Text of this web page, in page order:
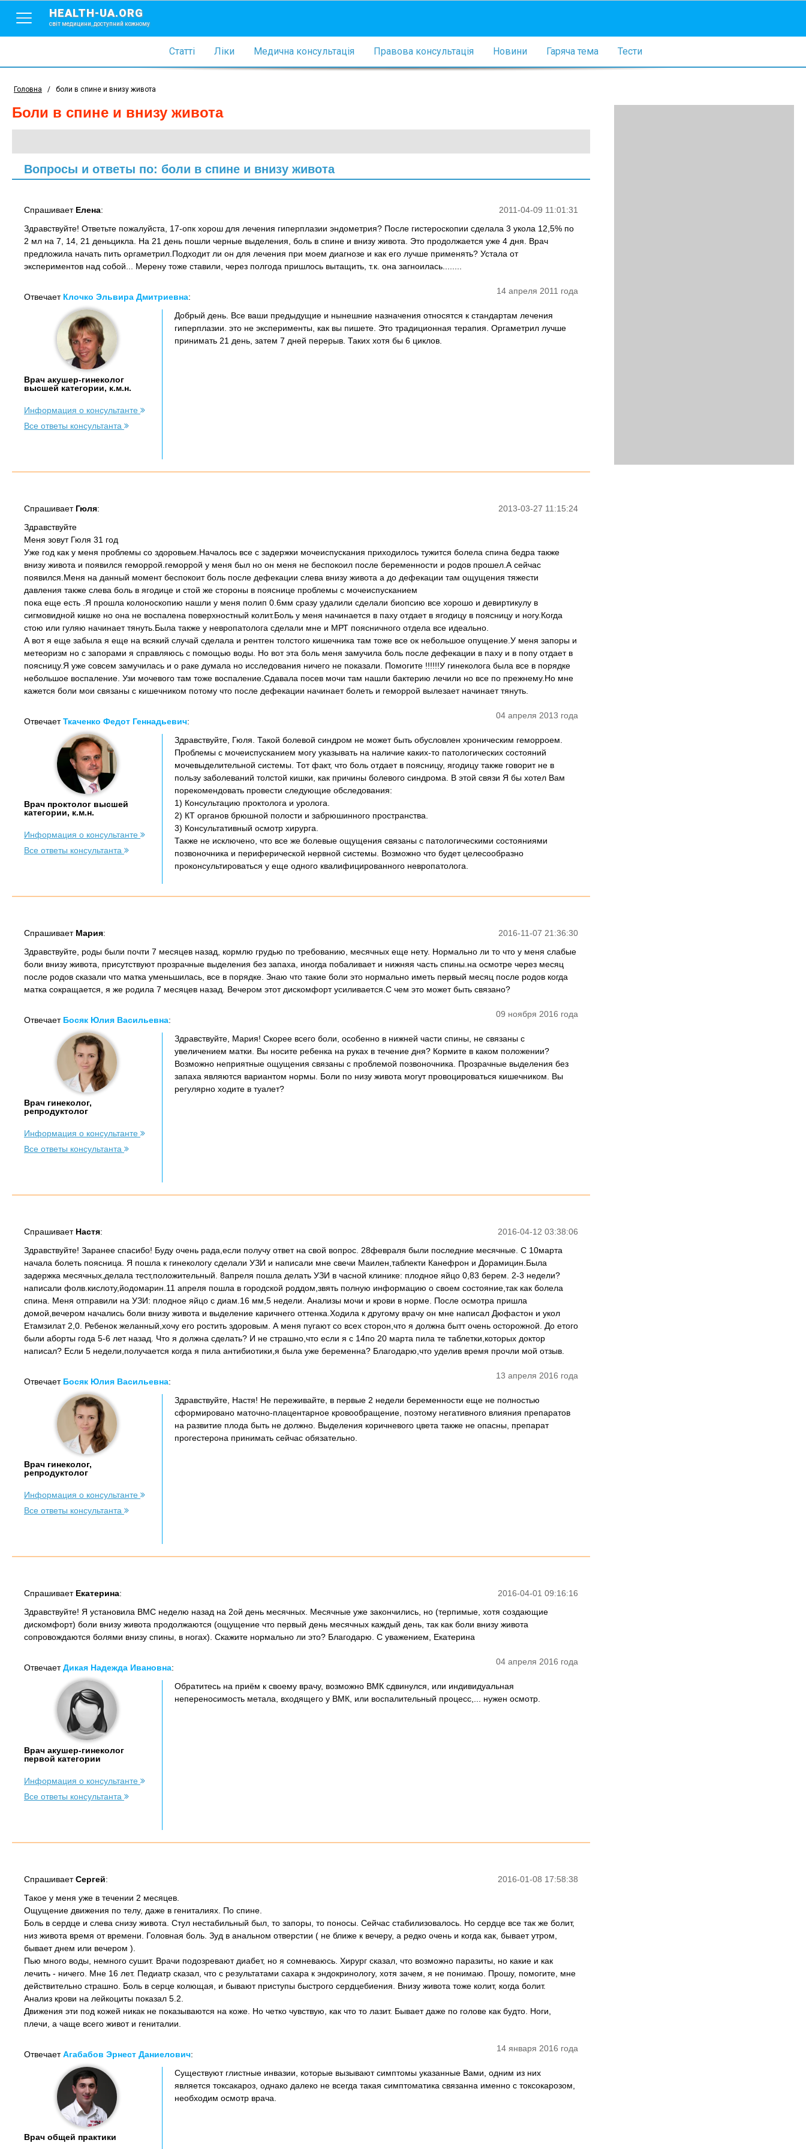
HEALTH-UA.ORG
світ медицини, доступний кожному
Статті Ліки Медична консультація Правова консультація Новини Гаряча тема Тести
Головна / боли в спине и внизу живота
боли в спине и внизу живота
Вопросы и ответы по: боли в спине и внизу живота
2011-04-09 11:01:31
Спрашивает Елена:
Здравствуйте! Ответьте пожалуйста, 17-опк хорош для лечения гиперплазии эндометрия? После гистероскопии сделала 3 укола 12,5% по
2 мл на 7, 14, 21 деньцикла. На 21 день пошли черные выделения, боль в спине и внизу живота. Это продолжается уже 4 дня. Врач
предложила начать пить оргаметрил.Подходит ли он для лечения при моем диагнозе и как его лучше применять? Устала от
экспериментов над собой... Мерену тоже ставили, через полгода пришлось вытащить, т.к. она загноилась........
14 апреля 2011 года
Отвечает Клочко Эльвира Дмитриевна:
Врач акушер-гинеколог
высшей категории, к.м.н.
Информация о консультанте
Все ответы консультанта
Добрый день. Все ваши предыдущие и нынешние назначения относятся к стандартам лечения
гиперплазии. это не эксперименты, как вы пишете. Это традиционная терапия. Оргаметрил лучше
принимать 21 день, затем 7 дней перерыв. Таких хотя бы 6 циклов.
2013-03-27 11:15:24
Спрашивает Гюля:
Здравствуйте
Меня зовут Гюля 31 год
Уже год как у меня проблемы со здоровьем.Началось все с задержки мочеиспускания приходилось тужится болела спина бедра также
внизу живота и появился геморрой.геморрой у меня был но он меня не беспокоил после беременности и родов прошел.А сейчас
появился.Меня на данный момент беспокоит боль после дефекации слева внизу живота а до дефекации там ощущения тяжести
давления также слева боль в ягодице и стой же стороны в пояснице проблемы с мочеиспусканием
пока еще есть .Я прошла колоноскопию нашли у меня полип 0.6мм сразу удалили сделали биопсию все хорошо и девиртикулу в
сигмовидной кишке но она не воспалена поверхностный колит.Боль у меня начинается в паху отдает в ягодицу в поясницу и ногу.Когда
стою или гуляю начинает тянуть.Была также у невропатолога сделали мне и МРТ поясничного отдела все идеально.
А вот я еще забыла я еще на всякий случай сделала и рентген толстого кишечника там тоже все ок небольшое опущение.У меня запоры и
метеоризм но с запорами я справляюсь с помощью воды. Но вот эта боль меня замучила боль после дефекации в паху и в попу отдает в
поясницу.Я уже совсем замучилась и о раке думала но исследования ничего не показали. Помогите !!!!!!У гинеколога была все в порядке
небольшое воспаление. Узи мочевого там тоже воспаление.Сдавала посев мочи там нашли бактерию лечили но все по прежнему.Но мне
кажется боли мои связаны с кишечником потому что после дефекации начинает болеть и геморрой вылезает начинает тянуть.
04 апреля 2013 года
ОтвечаетТкаченко Федот Геннадьевич:
Врач проктолог высшей
категории, к.м.н.
Информация о консультанте
Все ответы консультанта
Здравствуйте, Гюля. Такой болевой синдром не может быть обусловлен хроническим геморроем.
Проблемы с мочеиспусканием могу указывать на наличие каких-то патологических состояний
мочевыделительной системы. Тот факт, что боль отдает в поясницу, ягодицу также говорит не в
пользу заболеваний толстой кишки, как причины болевого синдрома. В этой связи Я бы хотел Вам
порекомендовать провести следующие обследования:
1) Консультацию проктолога и уролога.
2) КТ органов брюшной полости и забрюшинного пространства.
3) Консультативный осмотр хирурга.
Также не исключено, что все же болевые ощущения связаны с патологическими состояниями
позвоночника и периферической нервной системы. Возможно что будет целесообразно
проконсультироваться у еще одного квалифицированного невропатолога.
2016-11-07 21:36:30
Спрашивает Мария:
Здравствуйте, роды были почти 7 месяцев назад, кормлю грудью по требованию, месячных еще нету. Нормально ли то что у меня слабые
боли внизу живота, присутствуют прозрачные выделения без запаха, иногда побаливает и нижняя часть спины.на осмотре через месяц
после родов сказали что матка уменьшилась, все в порядке. Знаю что такие боли это нормально иметь первый месяц после родов когда
матка сокращается, я же родила 7 месяцев назад. Вечером этот дискомфорт усиливается.С чем это может быть связано?
09 ноября 2016 года
Отвечает Босяк Юлия Васильевна:
Врач гинеколог,
репродуктолог
Информация о консультанте
Все ответы консультанта
Здравствуйте, Мария! Скорее всего боли, особенно в нижней части спины, не связаны с
увеличением матки. Вы носите ребенка на руках в течение дня? Кормите в каком положении?
Возможно неприятные ощущения связаны с проблемой позвоночника. Прозрачные выделения без
запаха являются вариантом нормы. Боли по низу живота могут провоцироваться кишечником. Вы
регулярно ходите в туалет?
2016-04-12 03:38:06
Спрашивает Настя:
Здравствуйте! Заранее спасибо! Буду очень рада,если получу ответ на свой вопрос. 28февраля были последние месячные. С 10марта
начала болеть поясница. Я пошла к гинекологу сделали УЗИ и написали мне свечи Маилен,таблекти Канефрон и Дорамицин.Была
задержка месячных,делала тест,положительный. 8апреля пошла делать УЗИ в часной клинике: плодное яйцо 0,83 берем. 2-3 недели?
написали фолв.кислоту,йодомарин.11 апреля пошла в городской роддом,звять полную информацию о своем состояние,так как болела
спина. Меня отправили на УЗИ: плодное яйцо с диам.16 мм,5 недели. Анализы мочи и крови в норме. После осмотра пришла
домой,вечером начались боли внизу живота и выделение каричнего оттенка.Ходила к другому врачу он мне написал Дюфастон и укол
Етамзилат 2,0. Ребенок желанный,хочу его ростить здоровым. А меня пугают со всех сторон,что я должна бытт очень осторожной. До етого
были аборты года 5-6 лет назад. Что я должна сделать? И не страшно,что если я с 14по 20 марта пила те таблетки,которых доктор
написал? Если 5 недели,получается когда я пила антибиотики,я была уже беременна? Благодарю,что уделив время прочли мой отзыв.
13 апреля 2016 года
Отвечает Босяк Юлия Васильевна:
Врач гинеколог,
репродуктолог
Информация о консультанте
Все ответы консультанта
Здравствуйте, Настя! Не переживайте, в первые 2 недели беременности еще не полностью
сформировано маточно-плацентарное кровообращение, поэтому негативного влияния препаратов
на развитие плода быть не должно. Выделения коричневого цвета также не опасны, препарат
прогестерона принимать сейчас обязательно.
2016-04-01 09:16:16
Спрашивает Екатерина:
Здравствуйте! Я установила ВМС неделю назад на 2ой день месячных. Месячные уже закончились, но (терпимые, хотя создающие
дискомфорт) боли внизу живота продолжаются (ощущение что первый день месячных каждый день, так как боли внизу живота
сопровождаются болями внизу спины, в ногах). Скажите нормально ли это? Благодарю. С уважением, Екатерина
04 апреля 2016 года
ОтвечаетДикая Надежда Ивановна:
Врач акушер-гинеколог
первой категории
Информация о консультанте
Все ответы консультанта
Обратитесь на приём к своему врачу, возможно ВМК сдвинулся, или индивидуальная
непереносимость метала, входящего у ВМК, или воспалительный процесс,... нужен осмотр.
2016-01-08 17:58:38
СпрашиваетСергей:
Такое у меня уже в течении 2 месяцев.
Ощущение движения по телу, даже в гениталиях. По спине.
Боль в сердце и слева снизу живота. Стул нестабильный был, то запоры, то поносы. Сейчас стабилизовалось. Но сердце все так же болит,
низ живота время от времени. Головная боль. Зуд в анальном отверстии ( не ближе к вечеру, а редко очень и когда как, бывает утром,
бывает днем или вечером ).
Пью много воды, немного сушит. Врачи подозревают диабет, но я сомневаюсь. Хирург сказал, что возможно паразиты, но какие и как
лечить - ничего. Мне 16 лет. Педиатр сказал, что с результатами сахара к эндокринологу, хотя зачем, я не понимаю. Прошу, помогите, мне
действительно страшно. Боль в серце колющая, и бывают приступы быстрого сердцебиения. Внизу живота тоже колит, когда болит.
Анализ крови на лейкоциты показал 5.2.
Движения эти под кожей никак не показываются на коже. Но четко чувствую, как что то лазит. Бывает даже по голове как будто. Ноги,
плечи, а чаще всего живот и гениталии.
14 января 2016 года
ОтвечаетАгабабов Эрнест Даниелович:
Врач общей практики
Существуют глистные инвазии, которые вызывают симптомы указанные Вами, одним из них
является токсакароз, однако далеко не всегда такая симптоматика связанна именно с токсокарозом,
необходим осмотр врача.